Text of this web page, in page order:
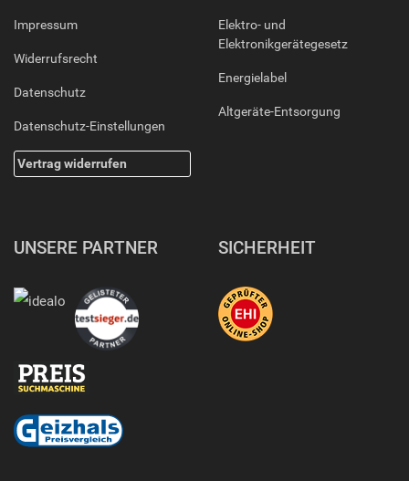
Impressum
Widerrufsrecht
Datenschutz
Datenschutz-Einstellungen
Vertrag widerrufen
Elektro- und
Elektronikgerätegesetz
Energielabel
Altgeräte-Entsorgung
UNSERE PARTNER SICHERHEIT